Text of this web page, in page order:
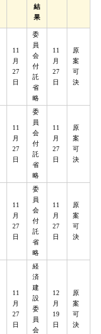
結
果
​​​​11
月
27
日​​​
委
員
会
付
託
省
略
11
月
27
日​​​
原
案
可
決
11
月
27
日
委
員
会
付
託
省
略
11
月
27
日​​​
原
案
可
決
11
月
27
日
委
員
会
付
託
省
略
11
月
27
日​​​
原
案
可
決
11
月
27
日
経
済
建
設
委
員
会
12
月
19
日
原
案
可
決